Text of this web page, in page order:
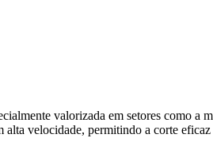
valorizada em setores como a
velocidade, permitindo a corte